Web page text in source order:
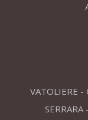
VATOLIERE -